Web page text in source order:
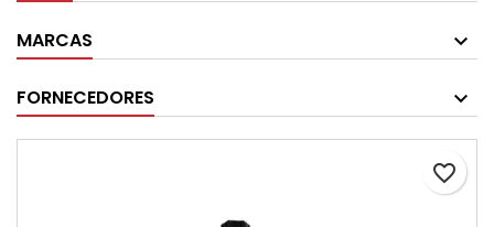
MARCAS
FORNECEDORES
favorite_border